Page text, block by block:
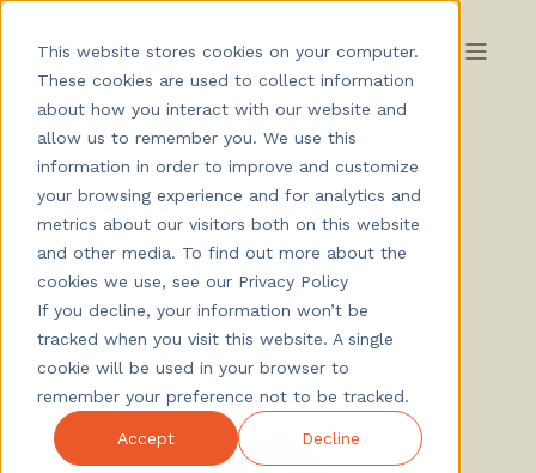
This website stores cookies on your computer.
These cookies are used to collect information
about how you interact with our website and
allow us to remember you. We use this
information in order to improve and customize
your browsing experience and for analytics and
metrics about our visitors both on this website
and other media. To find out more about the
cookies we use, see our Privacy Policy
If you decline, your information won’t be
tracked when you visit this website. A single
cookie will be used in your browser to
remember your preference not to be tracked.
Accept Decline
Nicklas Wikblad